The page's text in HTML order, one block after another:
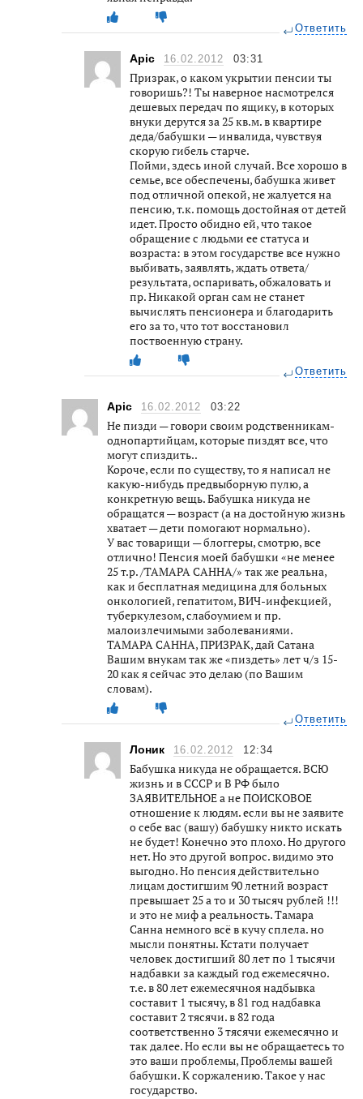
Ответить
Apic 16.02.2012 03:31
Призрак, о каком укрытии пенсии ты
говоришь?! Ты наверное насмотрелся
дешевых передач по ящику, в которых
внуки дерутся за 25 кв.м. в квартире
деда/бабушки — инвалида, чувствуя
скорую гибель старче.
Пойми, здесь иной случай. Все хорошо в
семье, все обеспечены, бабушка живет
под отличной опекой, не жалуется на
пенсию, т.к. помощь достойная от детей
идет. Просто обидно ей, что такое
обращение с людьми ее статуса и
возраста: в этом государстве все нужно
выбивать, заявлять, ждать ответа/
результата, оспаривать, обжаловать и
пр. Никакой орган сам не станет
вычислять пенсионера и благодарить
его за то, что тот восстановил
поствоенную страну.
Ответить
Apic 16.02.2012 03:22
Не пизди — говори своим родственникам-
однопартийцам, которые пиздят все, что
могут спиздить..
Короче, если по существу, то я написал не
какую-нибудь предвыборную пулю, а
конкретную вещь. Бабушка никуда не
обращатся — возраст (а на достойную жизнь
хватает — дети помогают нормально).
У вас товарищи — блоггеры, смотрю, все
отлично! Пенсия моей бабушки «не менее
25 т.р. /ТАМАРА САННА/» так же реальна,
как и бесплатная медицина для больных
онкологией, гепатитом, ВИЧ-инфекцией,
туберкулезом, слабоумием и пр.
малоизлечимыми заболеваниями.
ТАМАРА САННА, ПРИЗРАК, дай Сатана
Вашим внукам так же «пиздеть» лет ч/з 15-
20 как я сейчас это делаю (по Вашим
словам).
Ответить
Лоник 16.02.2012 12:34
Бабушка никуда не обращается. ВСЮ
жизнь и в СССР и В РФ было
ЗАЯВИТЕЛЬНОЕ а не ПОИСКОВОЕ
отношение к людям. если вы не заявите
о себе вас (вашу) бабушку никто искать
не будет! Конечно это плохо. Но другого
нет. Но это другой вопрос. видимо это
выгодно. Но пенсия действительно
лицам достигшим 90 летний возраст
превышает 25 а то и 30 тысяч рублей !!!
и это не миф а реальность. Тамара
Санна немного всё в кучу сплела. но
мысли понятны. Кстати получает
человек достигший 80 лет по 1 тысячи
надбавки за каждый год ежемесячно.
т.е. в 80 лет ежемесячноя надбывка
составит 1 тысячу, в 81 год надбавка
составит 2 тясячи. в 82 года
соответственно 3 тясячи ежемесячно и
так далее. Но если вы не обращаетесь то
это ваши проблемы, Проблемы вашей
бабушки. К соржалению. Такое у нас
государство.